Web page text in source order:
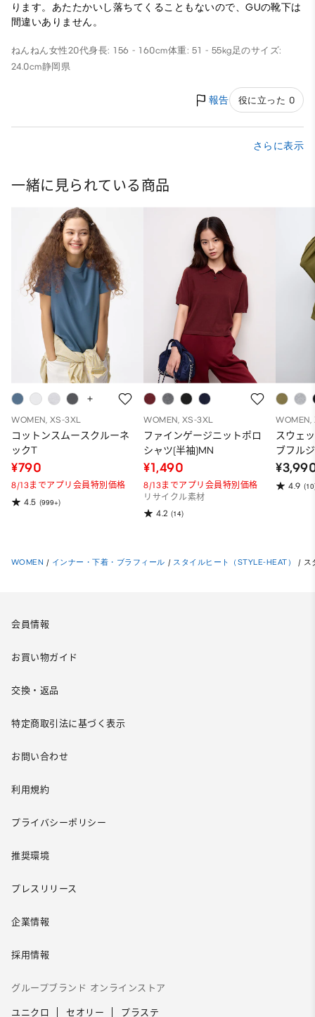
ります。あたたかいし落ちてくることもないので、GUの靴下は
間違いありません。
ねんねん女性20代身長: 156 - 160cm体重: 51 - 55kg足のサイズ:
24.0cm静岡県
報告 役に立った 0
さらに表示
一緒に見られている商品
WOMEN, XS-3XL
コットンスムースクルーネ
ックT
¥790
8/13までアプリ会員特別価格
4.5 (999+)
WOMEN, XS-3XL
ファインゲージニットポロ
シャツ(半袖)MN
¥1,490
8/13までアプリ会員特別価格
リサイクル素材
4.2 (14)
WOMEN,
スウェ
ブフル
ーパー
ット）
4.9
WOMEN / インナー・下着・ブラフィール / スタイルヒート（STYLE-HEAT） / ス
会員情報
お買い物ガイド
交換・返品
特定商取引法に基づく表示
お問い合わせ
利用規約
プライバシーポリシー
推奨環境
プレスリリース
企業情報
採用情報
グループブランド オンラインストア
ユニクロ セオリー プラステ